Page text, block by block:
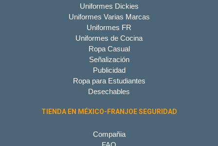
Uniformes Dickies
Uniformes Varias Marcas
Uniformes FR
Uniformes de Cocina
Ropa Casual
Señalización
Publicidad
Ropa para Estudiantes
Desechables
TIENDA EN MÉXICO-FRANJOE SEGURIDAD
Compañia